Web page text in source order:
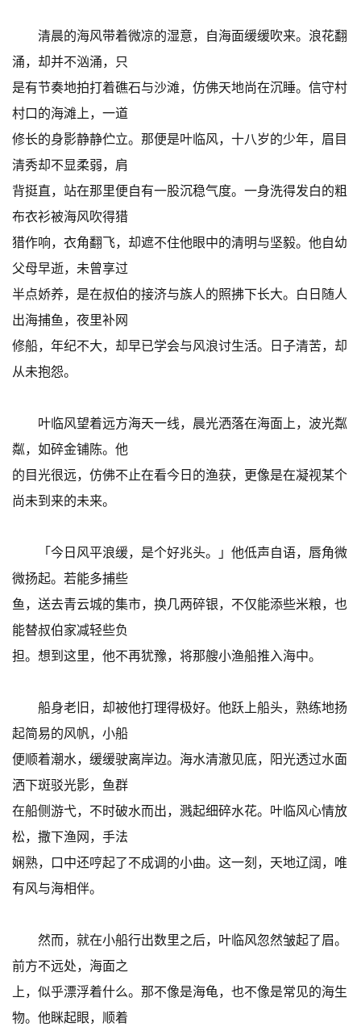
清晨的海风带着微凉的湿意，自海面缓缓吹来。浪花翻
涌，却并不汹涌，只
是有节奏地拍打着礁石与沙滩，仿佛天地尚在沉睡。信守村
村口的海滩上，一道
修长的身影静静伫立。那便是叶临风，十八岁的少年，眉目
清秀却不显柔弱，肩
背挺直，站在那里便自有一股沉稳气度。一身洗得发白的粗
布衣衫被海风吹得猎
猎作响，衣角翻飞，却遮不住他眼中的清明与坚毅。他自幼
父母早逝，未曾享过
半点娇养，是在叔伯的接济与族人的照拂下长大。白日随人
出海捕鱼，夜里补网
修船，年纪不大，却早已学会与风浪讨生活。日子清苦，却
从未抱怨。
叶临风望着远方海天一线，晨光洒落在海面上，波光粼
粼，如碎金铺陈。他
的目光很远，仿佛不止在看今日的渔获，更像是在凝视某个
尚未到来的未来。
「今日风平浪缓，是个好兆头。」他低声自语，唇角微
微扬起。若能多捕些
鱼，送去青云城的集市，换几两碎银，不仅能添些米粮，也
能替叔伯家减轻些负
担。想到这里，他不再犹豫，将那艘小渔船推入海中。
船身老旧，却被他打理得极好。他跃上船头，熟练地扬
起简易的风帆，小船
便顺着潮水，缓缓驶离岸边。海水清澈见底，阳光透过水面
洒下斑驳光影，鱼群
在船侧游弋，不时破水而出，溅起细碎水花。叶临风心情放
松，撒下渔网，手法
娴熟，口中还哼起了不成调的小曲。这一刻，天地辽阔，唯
有风与海相伴。
然而，就在小船行出数里之后，叶临风忽然皱起了眉。
前方不远处，海面之
上，似乎漂浮着什么。那不像是海龟，也不像是常见的海生
物。他眯起眼，顺着